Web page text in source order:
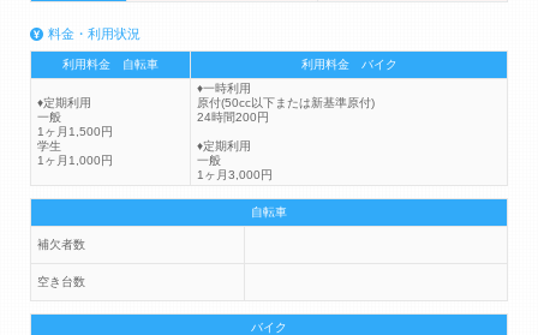
料金・利用状況
利用料金 自転車 利用料金 バイク
♦定期利用
一般
1ヶ月1,500円
学生
1ヶ月1,000円
♦一時利用
原付(50cc以下または新基準原付)
24時間200円
♦定期利用
一般
1ヶ月3,000円
自転車
補欠者数
空き台数
バイク